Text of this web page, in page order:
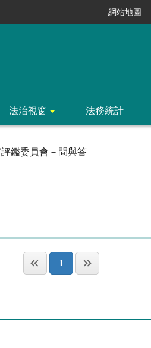
網站地圖
法治視窗 法務統計
鑑委員會－問與答
1